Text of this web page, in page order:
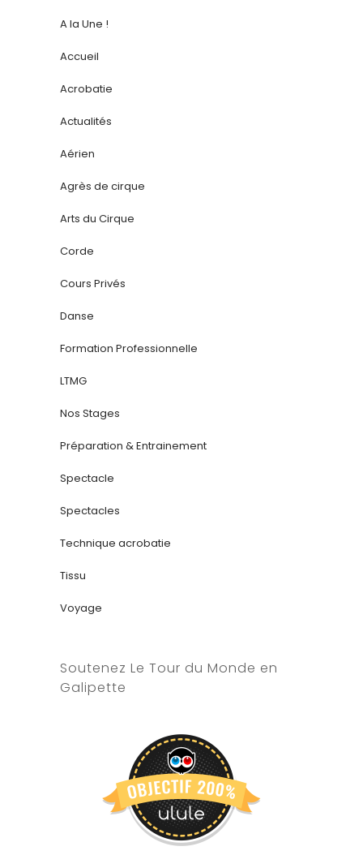
A la Une !
Accueil
Acrobatie
Actualités
Aérien
Agrès de cirque
Arts du Cirque
Corde
Cours Privés
Danse
Formation Professionnelle
LTMG
Nos Stages
Préparation & Entrainement
Spectacle
Spectacles
Technique acrobatie
Tissu
Voyage
Soutenez Le Tour du Monde en
Galipette